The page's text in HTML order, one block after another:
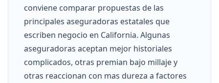
conviene comparar propuestas de las
principales aseguradoras estatales que
escriben negocio en California. Algunas
aseguradoras aceptan mejor historiales
complicados, otras premian bajo millaje y
otras reaccionan con mas dureza a factores